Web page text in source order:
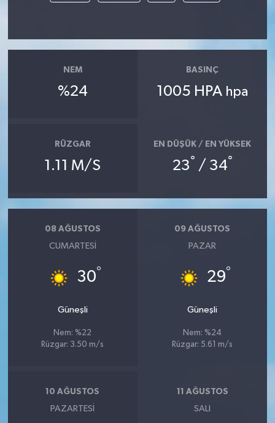
NEM
%24
BASINÇ
1005 HPA hpa
RÜZGAR
1.11 M/S
EN DÜŞÜK / EN YÜKSEK
23° / 34°
08 AĞUSTOS
CUMARTESI
30°
Güneşli
Nem: %22
Rüzgar: 3.50 m/s
09 AĞUSTOS
PAZAR
29°
Güneşli
Nem: %24
Rüzgar: 5.61 m/s
10 AĞUSTOS
PAZARTESI
11 AĞUSTOS
SALI